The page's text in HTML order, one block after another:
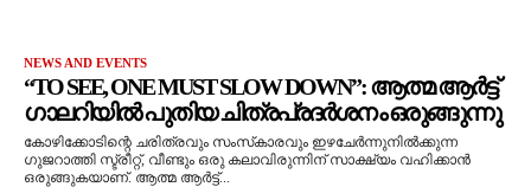
NEWS AND EVENTS
“TO SEE, ONE MUST SLOW DOWN”: ആത്മ ആർട്ട്
ഗാലറിയിൽ പുതിയ ചിത്രപ്രദർശനം ഒരുങ്ങുന്നു
കോഴിക്കോടിന്റെ ചരിത്രവും സംസ്‌കാരവും ഇഴചേർന്നുനിൽക്കുന്ന
ഗുജറാത്തി സ്ട്രീറ്റ്, വീണ്ടും ഒരു കലാവിരുന്നിന് സാക്ഷ്യം വഹിക്കാൻ
ഒരുങ്ങുകയാണ്. ആത്മ ആർട്ട്...